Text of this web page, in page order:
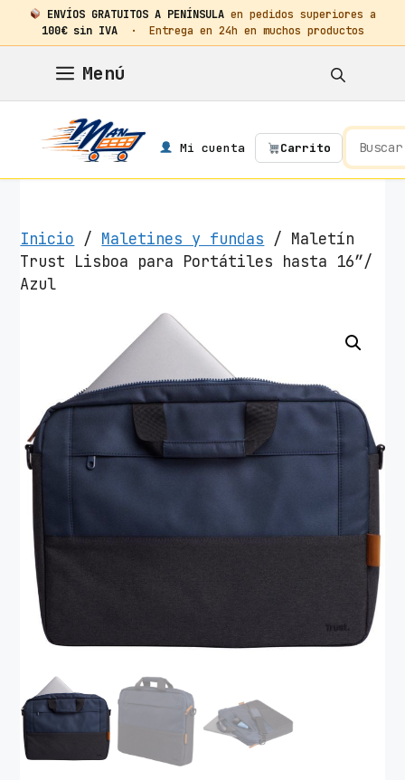
ENVÍOS GRATUITOS A PENÍNSULA en pedidos superiores a
100€ sin IVA· Entrega en 24h en muchos productos
contenido
Menú
Mi cuenta Carrito
Inicio / Maletines y fundas / Maletín
Trust Lisboa para Portátiles hasta 16″/
Azul